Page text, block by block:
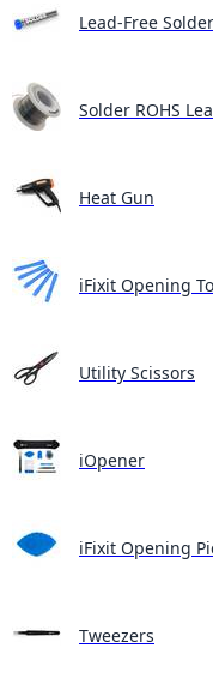
Lead-Free Solder
Solder ROHS
Heat Gun
iFixit Opening
Utility Scissors
iOpener
iFixit Opening
Tweezers